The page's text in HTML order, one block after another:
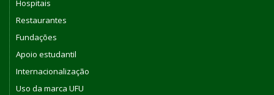
Hospitais
Restaurantes
Fundações
Apoio estudantil
Internacionalização
Uso da marca UFU